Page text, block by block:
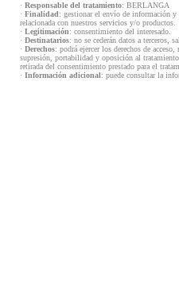
· Responsable del tratamiento: BERLANGA
· Finalidad: gestionar el envío de información y
relacionada con nuestros servicios y/o productos.
· Legitimación: consentimiento del interesado.
· Destinatarios: no se cederán datos a terceros,
· Derechos: podrá ejercer los derechos de
supresión, portabilidad y oposición al
retirada del consentimiento prestado para el
· Información adicional: puede consultar la